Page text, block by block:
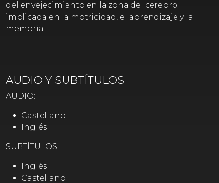
del envejecimiento en la zona del cerebro
implicada en la motricidad, el aprendizaje y la
memoria.
AUDIO Y SUBTÍTULOS
AUDIO:
Castellano
Inglés
SUBTÍTULOS:
Inglés
Castellano